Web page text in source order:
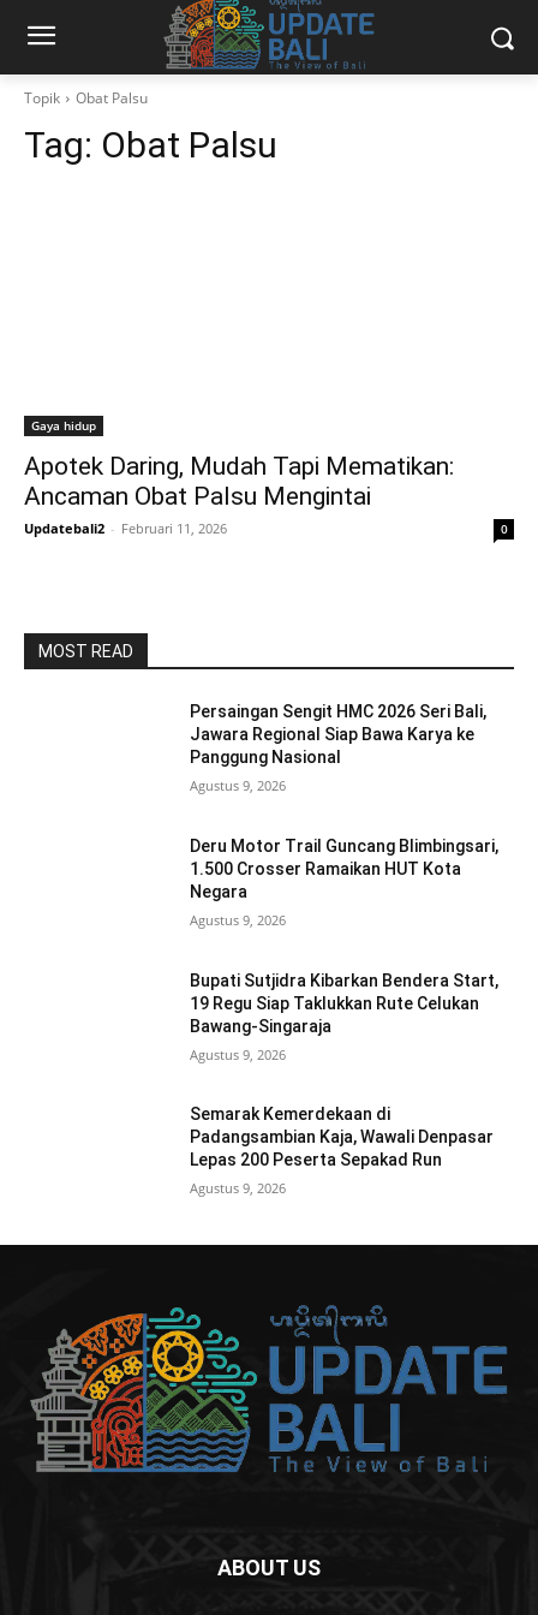
Topik Obat Palsu
Tag: Obat Palsu
Gaya hidup
Apotek Daring, Mudah Tapi Mematikan:
Ancaman Obat Palsu Mengintai
Updatebali2 - Februari 11, 2026 0
MOST READ
Persaingan Sengit HMC 2026 Seri Bali,
Jawara Regional Siap Bawa Karya ke
Panggung Nasional
Agustus 9, 2026
Deru Motor Trail Guncang Blimbingsari,
1.500 Crosser Ramaikan HUT Kota
Negara
Agustus 9, 2026
Bupati Sutjidra Kibarkan Bendera Start,
19 Regu Siap Taklukkan Rute Celukan
Bawang-Singaraja
Agustus 9, 2026
Semarak Kemerdekaan di
Padangsambian Kaja, Wawali Denpasar
Lepas 200 Peserta Sepakad Run
Agustus 9, 2026
ABOUT US